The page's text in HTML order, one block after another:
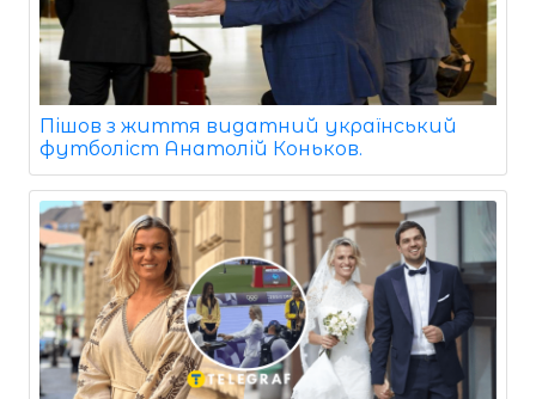
Пішов з життя видатний український
футболіст Анатолій Коньков.